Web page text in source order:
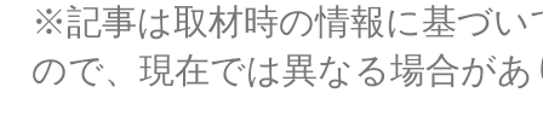
※記事は取材時の情報に基づい
ので、現在では異なる場合が